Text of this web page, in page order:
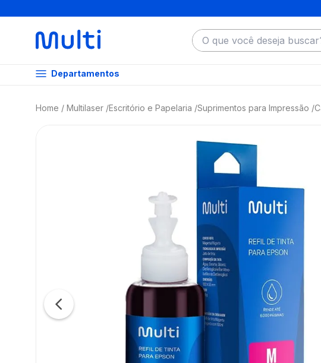
O que você deseja buscar?
Departamentos
Multilaser Escritório e Papelaria Suprimentos para Impressão